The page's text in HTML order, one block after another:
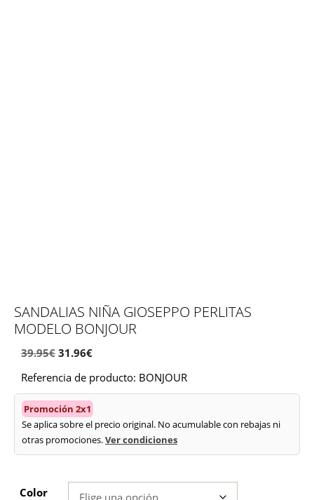
SANDALIAS NIÑA GIOSEPPO PERLITAS
MODELO BONJOUR
39.95€ El
precio
original
era:
39.95€.
31.96€El
precio
es:
31.96€.
Referencia de producto: BONJOUR
Promoción 2x1
Se aplica sobre el precio original. No acumulable con rebajas ni
otras promociones.Ver condiciones
Color